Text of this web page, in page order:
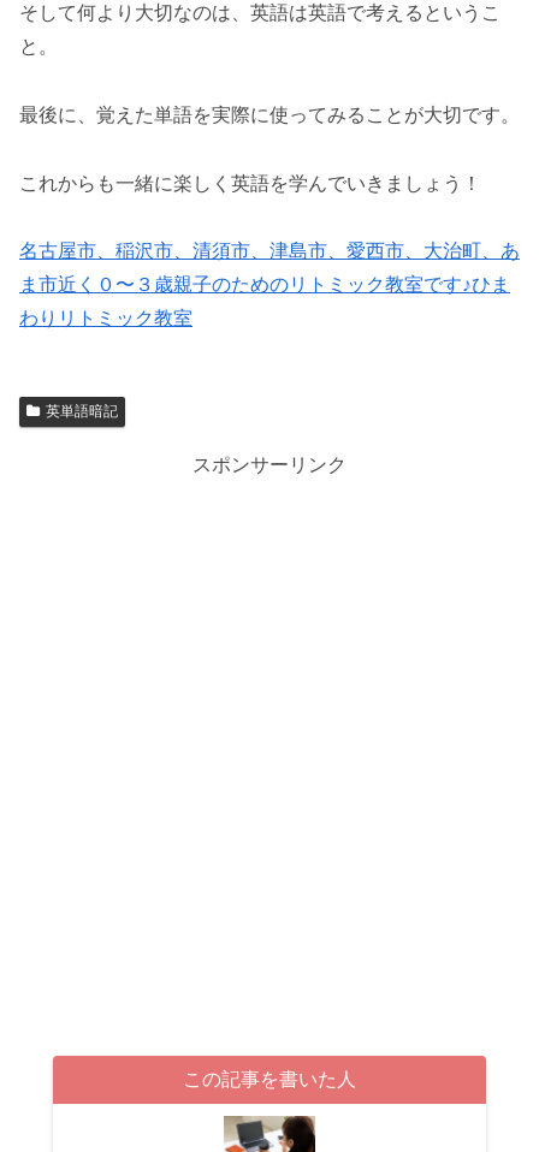
そして何より大切なのは、英語は英語で考えるというこ
と。
最後に、覚えた単語を実際に使ってみることが大切です。
これからも一緒に楽しく英語を学んでいきましょう！
名古屋市、稲沢市、清須市、津島市、愛西市、大治町、あ
ま市近く０〜３歳親子のためのリトミック教室です♪ひま
わりリトミック教室
英単語暗記
スポンサーリンク
この記事を書いた人